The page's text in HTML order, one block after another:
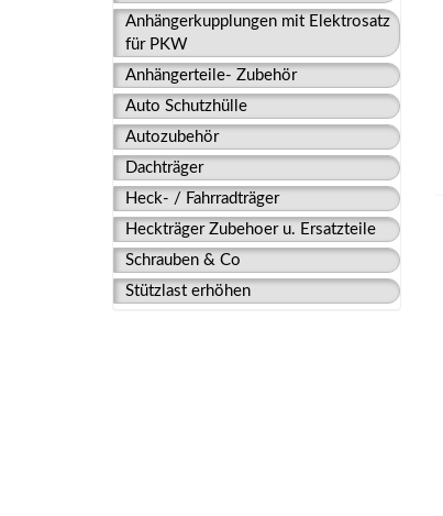
Anhängerkupplungen mit Elektrosatz
für PKW
Anhängerteile- Zubehör
Auto Schutzhülle
Autozubehör
Dachträger
Heck- / Fahrradträger
Heckträger Zubehoer u. Ersatzteile
Schrauben & Co
Stützlast erhöhen